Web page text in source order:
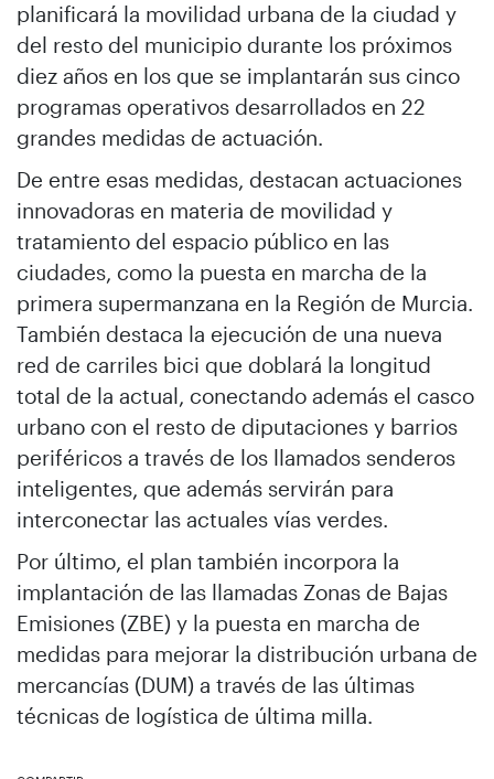
planificará la movilidad urbana de la ciudad y
del resto del municipio durante los próximos
diez años en los que se implantarán sus cinco
programas operativos desarrollados en 22
grandes medidas de actuación.
De entre esas medidas, destacan actuaciones
innovadoras en materia de movilidad y
tratamiento del espacio público en las
ciudades, como la puesta en marcha de la
primera supermanzana en la Región de Murcia.
También destaca la ejecución de una nueva
red de carriles bici que doblará la longitud
total de la actual, conectando además el casco
urbano con el resto de diputaciones y barrios
periféricos a través de los llamados senderos
inteligentes, que además servirán para
interconectar las actuales vías verdes.
Por último, el plan también incorpora la
implantación de las llamadas Zonas de Bajas
Emisiones (ZBE) y la puesta en marcha de
medidas para mejorar la distribución urbana de
mercancías (DUM) a través de las últimas
técnicas de logística de última milla.